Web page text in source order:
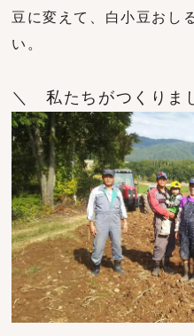
豆に変えて、白小豆おし
い。
＼ 私たちがつくりま